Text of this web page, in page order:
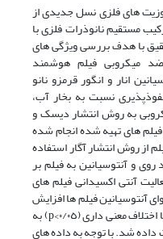
های فلزی نسل جدیدی از
مستقیم نانوذرات فلزی با
با هدف بررسی ویژگی های
ضد میکروبی فیلم هوشمند
انار و انگور قرمزو نانو
نسبت به بخار آب،
به روش انتشار دیسک و
های تهیه شده انجام شده
از روش انتشار آگار استفاده
و آنتوسیانین به فیلم بر
آنتی اکسیدانی فیلم های
آنتوسیانین فیلم ها افزایش
یافت. بیشترین فعالیت آنتی اکسیدانی با اختلاف معنی داری (٠/٠٥>p) به
میلی لیتر نسبت داده شد. با توجه به داده های